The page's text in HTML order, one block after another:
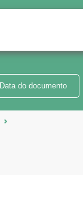
Data do documento